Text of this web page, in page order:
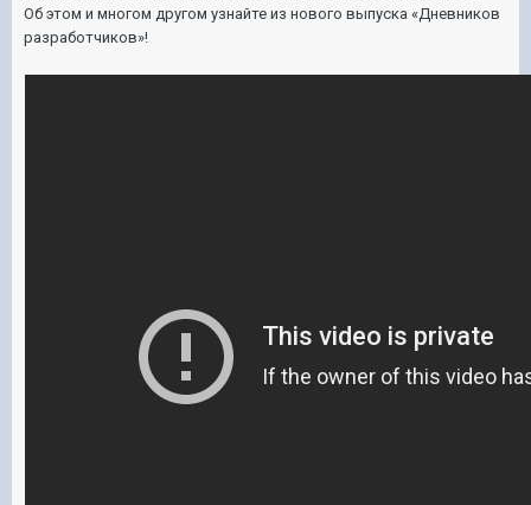
Об этом и многом другом узнайте из нового выпуска «Дневников
разработчиков»!